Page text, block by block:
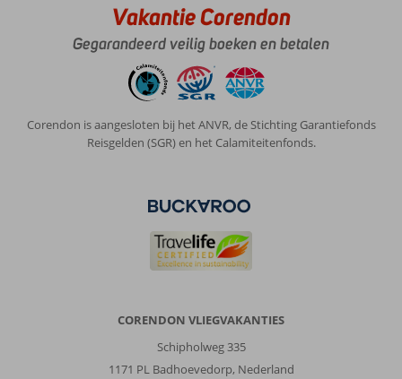
Vakantie Corendon
Gegarandeerd veilig boeken en betalen
Corendon is aangesloten bij het ANVR, de Stichting Garantiefonds
Reisgelden (SGR) en het Calamiteitenfonds.
CORENDON VLIEGVAKANTIES
Schipholweg 335
1171 PL Badhoevedorp, Nederland